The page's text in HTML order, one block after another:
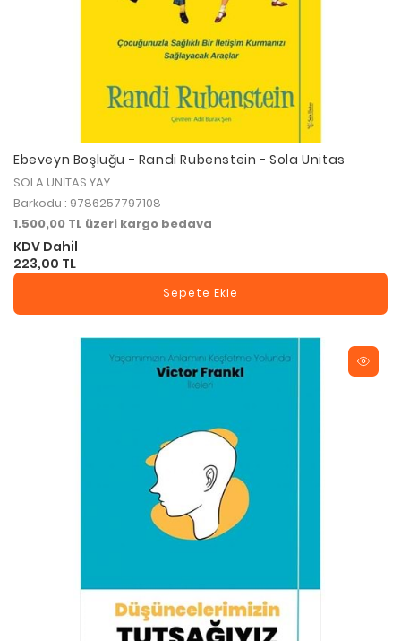
Ebeveyn Boşluğu - Randi Rubenstein - Sola Unitas
SOLA UNİTAS YAY.
Barkodu : 9786257797108
1.500,00 TL üzeri kargo bedava
KDV Dahil
223,00 TL
Sepete Ekle